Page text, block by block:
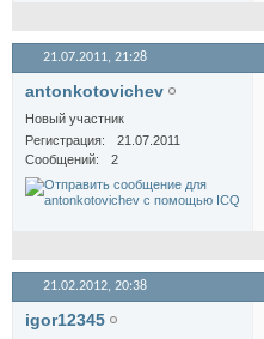
21.07.2011, 21:28
antonkotovichev
Новый участник
Регистрация
21.07.2011
Сообщений
2
21.02.2012, 20:38
igor12345